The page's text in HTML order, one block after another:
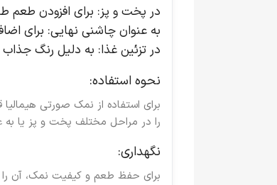
در پخت و پز: برای افزودن طعم
به عنوان چاشنی نهایی: برای
در تزئین غذا: به دلیل رنگ جذاب
نحوه استفاده:
برای استفاده از نمک صورتی
را در مراحل مختلف پخت و پز یا به
نگهداری:
برای حفظ طعم و کیفیت نمک، آن